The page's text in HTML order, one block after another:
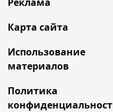
Карта сайта
Использование
материалов
Политика